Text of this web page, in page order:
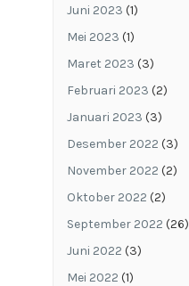
Juni 2023 (1)
Mei 2023 (1)
Maret 2023 (3)
Februari 2023 (2)
Januari 2023 (3)
Desember 2022 (3)
November 2022 (2)
Oktober 2022 (2)
September 2022 (26)
Juni 2022 (3)
Mei 2022 (1)